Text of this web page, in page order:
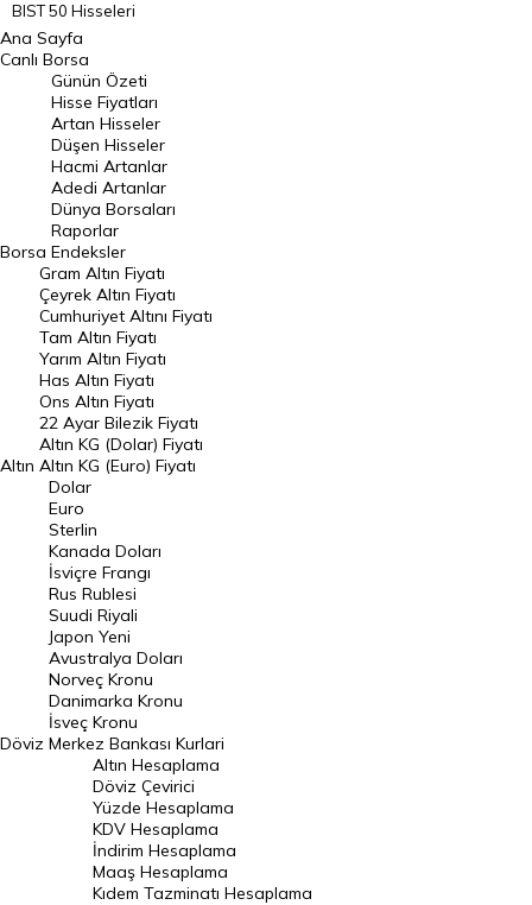
BIST 50 Hisseleri
BIST 100 Hisseleri
En Çok Artan Hisseler
En Çok Düşen Hisseler
Hacmi Artanlar
Geçmiş Kapanışlar
Dünya Borsaları
Raporlar
Endeksler
DÖVİZ
Döviz Kuru
Dolar Kuru
Euro Kuru
Pound Kuru
Frank Kuru
Riyal Kuru
Avustralya Doları
Danimarka Kronu Kuru
Kanada Doları Kuru
Norveç Kronu Kuru
İsveç Kronu Kuru
Japon Yeni Kuru
Serbest Piyasa Döviz Kurları
Merkez Bankası Döviz Kurları
Ana Sayfa
Canlı Borsa
Borsa
Günün Özeti
Hisse Fiyatları
Artan Hisseler
Düşen Hisseler
Hacmi Artanlar
Adedi Artanlar
Dünya Borsaları
Raporlar
Endeksler
Altın
Gram Altın Fiyatı
Çeyrek Altın Fiyatı
Cumhuriyet Altını Fiyatı
Tam Altın Fiyatı
Yarım Altın Fiyatı
Has Altın Fiyatı
Ons Altın Fiyatı
22 Ayar Bilezik Fiyatı
Altın KG (Dolar) Fiyatı
Altın KG (Euro) Fiyatı
Döviz
Dolar
Euro
Sterlin
Kanada Doları
İsviçre Frangı
Rus Rublesi
Suudi Riyali
Japon Yeni
Avustralya Doları
Norveç Kronu
Danimarka Kronu
İsveç Kronu
Merkez Bankası Kurlari
Altın Hesaplama
Döviz Çevirici
Yüzde Hesaplama
KDV Hesaplama
İndirim Hesaplama
Maaş Hesaplama
Kıdem Tazminatı Hesaplama